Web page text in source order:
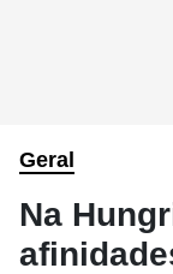
Geral
Na